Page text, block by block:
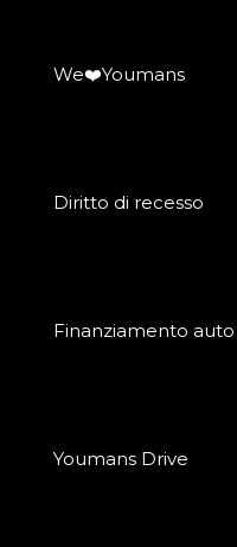
We❤️Youmans
Diritto di recesso
Finanziamento auto
Youmans Drive